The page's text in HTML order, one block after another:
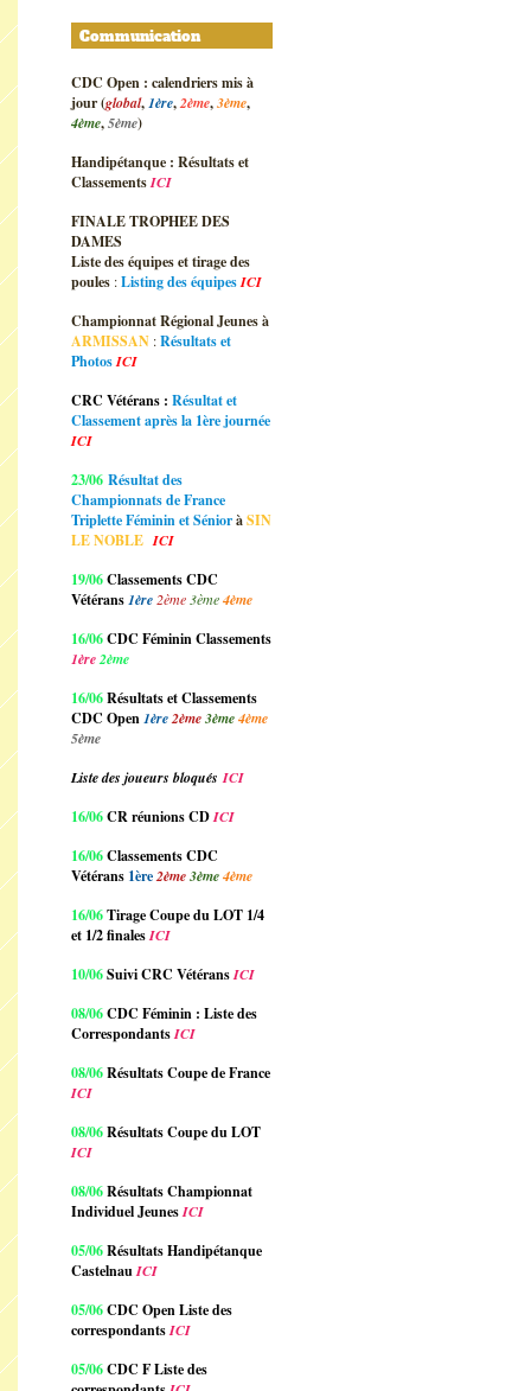
Communication
CDC Open : calendriers mis à
jour (global,1ère,2ème,3ème,
4ème,5ème)
Handipétanque : Résultats et
ClassementsICI
FINALE TROPHEE DES
DAMES
Liste des équipes et tirage des
poules :Listing des équipesICI
Championnat Régional Jeunes à
ARMISSAN :Résultats et
PhotosICI
CRC Vétérans : Résultat et
Classement après la 1ère journée
ICI
23/06 Résultat des
Championnats de France
Triplette Féminin et SénioràSIN
LE NOBLEICI
19/06Classements CDC
Vétérans1ère 2ème 3ème4ème
16/06CDC Féminin Classements
1ère2ème
16/06Résultats et Classements
CDC Open1ère2ème3ème4ème
5ème
Liste des joueurs bloqués ICI
16/06CR réunions CDICI
16/06Classements CDC
Vétérans 1ère2ème3ème4ème
16/06Tirage Coupe du LOT 1/4
et 1/2 finalesICI
10/06Suivi CRC VétéransICI
08/06CDC Féminin : Liste des
CorrespondantsICI
08/06Résultats Coupe de France
ICI
08/06Résultats Coupe du LOT
ICI
08/06Résultats Championnat
Individuel JeunesICI
05/06Résultats Handipétanque
CastelnauICI
05/06CDC Open Liste des
correspondantsICI
05/06CDC F Liste des